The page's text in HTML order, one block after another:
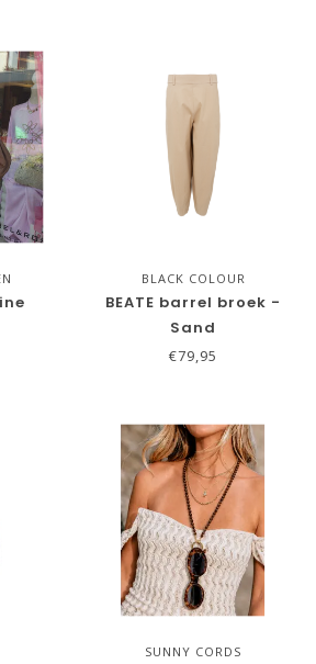
BLACK COLOUR
BEATE barrel broek -
Sand
€79,95
SUNNY CORDS